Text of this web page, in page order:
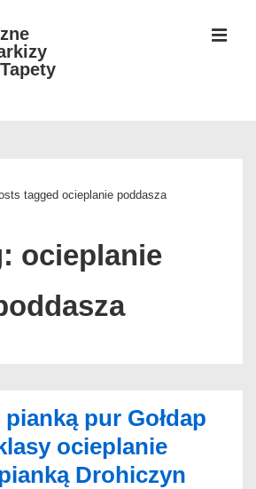
tagged ocieplanie poddasza
ocieplanie
pur Gołdap
ocieplanie
Drohiczyn